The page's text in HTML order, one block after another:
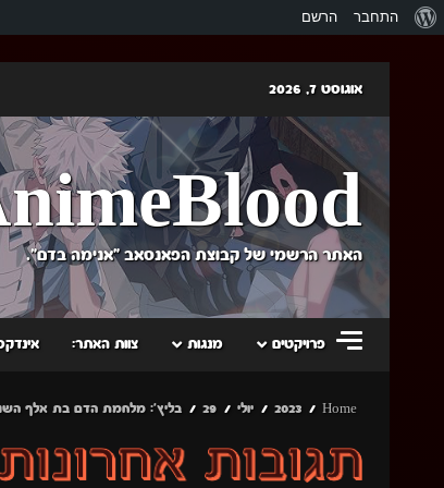
אודות
התחבר הרשם
content
אוגוסט 7, 2026
האתר הרשמי של קבוצת הפאנסאב "אנימה בדם".
פרויקטים מנגות צוות האתר:
Home
2023 יולי 29 בליץ': מלחמת הדם בת אלף השנים – הפרדה